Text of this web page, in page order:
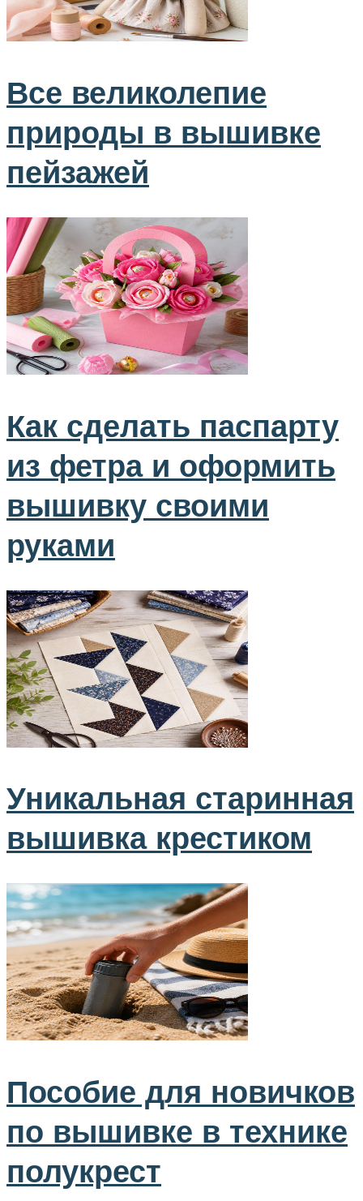
Все великолепие
природы в вышивке
пейзажей
Как сделать паспарту
из фетра и оформить
вышивку своими
руками
Уникальная старинная
вышивка крестиком
Пособие для новичков
по вышивке в технике
полукрест